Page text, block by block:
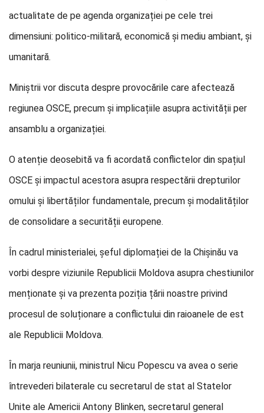
actualitate de pe agenda organizației pe cele trei
dimensiuni: politico-militară, economică și mediu ambiant, și
umanitară.
Miniștrii vor discuta despre provocările care afectează
regiunea OSCE, precum și implicațiile asupra activității per
ansamblu a organizației.
O atenție deosebită va fi acordată conflictelor din spațiul
OSCE și impactul acestora asupra respectării drepturilor
omului și libertăților fundamentale, precum și modalităților
de consolidare a securității europene.
În cadrul ministerialei, șeful diplomației de la Chișinău va
vorbi despre viziunile Republicii Moldova asupra chestiunilor
menționate și va prezenta poziția țării noastre privind
procesul de soluționare a conflictului din raioanele de est
ale Republicii Moldova.
În marja reuniunii, ministrul Nicu Popescu va avea o serie
întrevederi bilaterale cu secretarul de stat al Statelor
Unite ale Americii Antony Blinken, secretarul general